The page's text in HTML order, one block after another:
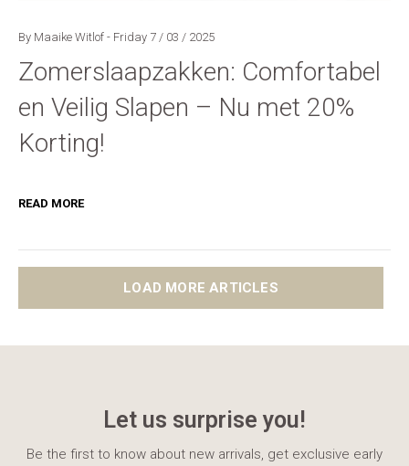
By Maaike Witlof - Friday 7 / 03 / 2025
Zomerslaapzakken: Comfortabel
en Veilig Slapen – Nu met 20%
Korting!
READ MORE
LOAD MORE ARTICLES
Let us surprise you!
Be the first to know about new arrivals, get exclusive early